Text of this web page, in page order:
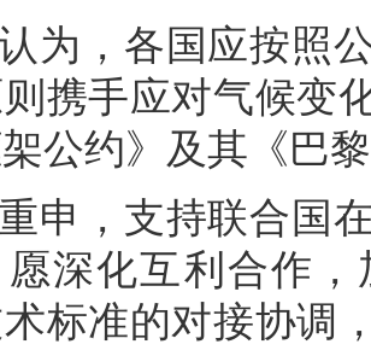
为，各国应按照
携手应对气候变
公约》及其《巴
申，支持联合国
深化互利合作
标准的对接协调